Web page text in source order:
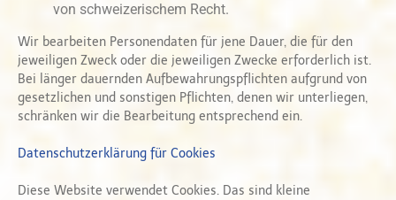
von schweizerischem Recht.
Wir bearbeiten Personendaten für jene Dauer, die für den
jeweiligen Zweck oder die jeweiligen Zwecke erforderlich ist.
Bei länger dauernden Aufbewahrungspflichten aufgrund von
gesetzlichen und sonstigen Pflichten, denen wir unterliegen,
schränken wir die Bearbeitung entsprechend ein.
Datenschutzerklärung für Cookies
Diese Website verwendet Cookies. Das sind kleine